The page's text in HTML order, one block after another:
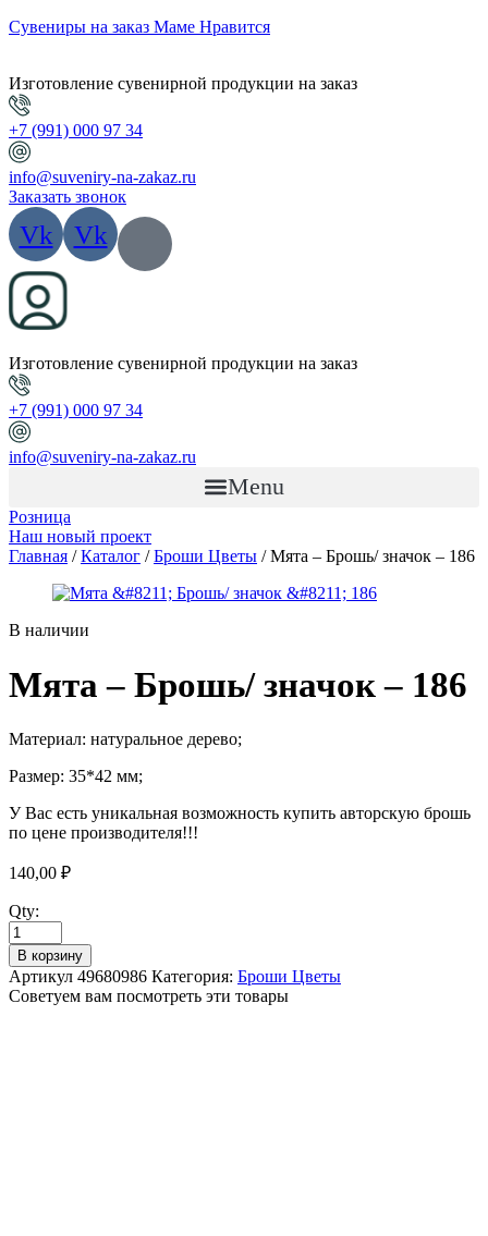
Сувениры на заказ Маме Нравится
Изготовление сувенирной продукции на заказ
+7 (991) 000 97 34
info@suveniry-na-zakaz.ru
Заказать звонок
Vk Vk
Изготовление сувенирной продукции на заказ
+7 (991) 000 97 34
info@suveniry-na-zakaz.ru
Menu
Розница
Наш новый проект
Главная /Каталог /Броши Цветы / Мята – Брошь/ значок – 186
В наличии
Мята – Брошь/ значок – 186
Материал: натуральное дерево;
Размер: 35*42 мм;
У Вас есть уникальная возможность купить авторскую брошь
по цене производителя!!!
140,00 ₽
Qty:
В корзину
Артикул 49680986 Категория: Броши Цветы
Советуем вам посмотреть эти товары